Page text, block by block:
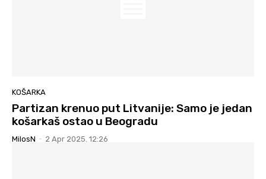
KOŠARKA
Partizan krenuo put Litvanije: Samo je jedan
košarkaš ostao u Beogradu
MilosN - 2 Apr 2025. 12:26